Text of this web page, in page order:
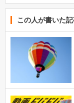
この人が書いた